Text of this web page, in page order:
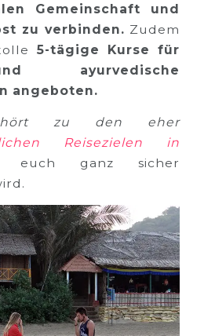
Gemeinschaft und
zu verbinden. Zudem
5-tägige Kurse für
ayurvedische
angeboten.
zu den eher
Reisezielen in
euch ganz sicher